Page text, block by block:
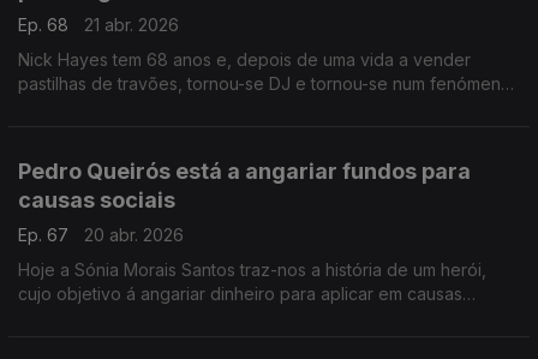
Ep. 68
21 abr. 2026
Nick Hayes tem 68 anos e, depois de uma vida a vender
pastilhas de travões, tornou-se DJ e tornou-se num fenómeno
Pedro Queirós está a angariar fundos para
causas sociais
Ep. 67
20 abr. 2026
Hoje a Sónia Morais Santos traz-nos a história de um herói,
cujo objetivo á angariar dinheiro para aplicar em causas